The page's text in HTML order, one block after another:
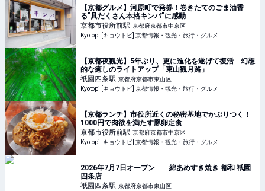
【京都グルメ】河原町で発券！巻きたてのごま油香
る"具だくさん本格キンパ"に感動
京都市役所前駅 京都府京都市中京区
Kyotopi [キョウトピ] 京都情報・観光・旅行・グルメ
【京都夜観光】5年ぶり、更に進化を遂げて復活 幻想
的な癒しのライトアップ「東山観月路」
祇園四条駅 京都府京都市東山区
Kyotopi [キョウトピ] 京都情報・観光・旅行・グルメ
【京都ランチ】市役所近くの秘密基地でかぶりつく！
1000円で肉欲を満たす豚卵定食
京都市役所前駅 京都府京都市中京区
Kyotopi [キョウトピ] 京都情報・観光・旅行・グルメ
2026年7月7日オープン 綿あめすき焼き 都和 祇園
四条店
祇園四条駅 京都府京都市東山区